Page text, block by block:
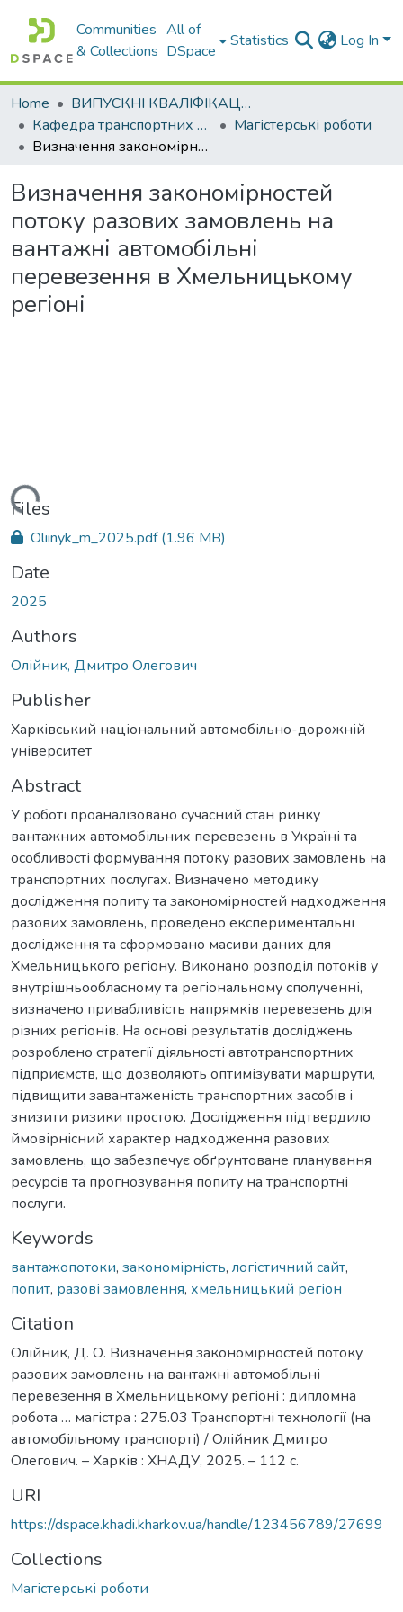
Communities
& Collections
All of
DSpace
Statistics Log In
Home
ВИПУСКНІ КВАЛІФІКАЦІЙНІ РОБОТИ
Кафедра транспортних систем і логістики
Магістерські роботи
Визначення закономірностей потоку разових замовлень на вантажні автомобільні перевезення в Хмельницькому регіоні
Визначення закономірностей
потоку разових замовлень на
вантажні автомобільні
перевезення в Хмельницькому
регіоні
Files
Oliinyk_m_2025.pdf(1.96 MB)
Date
2025
Authors
Олійник, Дмитро Олегович
Publisher
Харківський національний автомобільно-дорожній
університет
Abstract
У роботі проаналізовано сучасний стан ринку
вантажних автомобільних перевезень в Україні та
особливості формування потоку разових замовлень на
транспортних послугах. Визначено методику
дослідження попиту та закономірностей надходження
разових замовлень, проведено експериментальні
дослідження та сформовано масиви даних для
Хмельницького регіону. Виконано розподіл потоків у
внутрішньообласному та регіональному сполученні,
визначено привабливість напрямків перевезень для
різних регіонів. На основі результатів досліджень
розроблено стратегії діяльності автотранспортних
підприємств, що дозволяють оптимізувати маршрути,
підвищити завантаженість транспортних засобів і
знизити ризики простою. Дослідження підтвердило
ймовірнісний характер надходження разових
замовлень, що забезпечує обґрунтоване планування
ресурсів та прогнозування попиту на транспортні
послуги.
Keywords
вантажопотоки, закономірність, логістичний сайт,
попит, разові замовлення, хмельницький регіон
Citation
Олійник, Д. О. Визначення закономірностей потоку
разових замовлень на вантажні автомобільні
перевезення в Хмельницькому регіоні : дипломна
робота … магістра : 275.03 Транспортні технології (на
автомобільному транспорті) / Олійник Дмитро
Олегович. – Харків : ХНАДУ, 2025. – 112 с.
URI
https://dspace.khadi.kharkov.ua/handle/123456789/27699
Collections
Магістерські роботи